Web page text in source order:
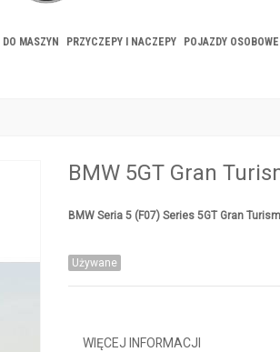
MASZYN PRZYCZEPY I NACZEPY POJAZDY OSOBOWE
BMW 5GT Gran
BMW Seria 5 (F07) Series 5GT Gran
Używane
WIĘCEJ INFORMACJI